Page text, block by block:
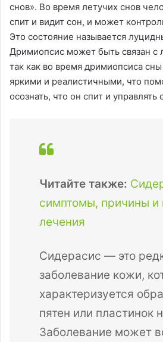
снов». Во время летучих снов
спит и видит сон, и может
Это состояние называется
Дримиопсис может быть связан с
так как во время дримиопсиса
яркими и реалистичными, что
осознать, что он спит и
Читайте также:
симптомы, причины и
лечения
Сидерасис — это
заболевание кожи,
характеризуется
пятен или пластинок
Заболевание может